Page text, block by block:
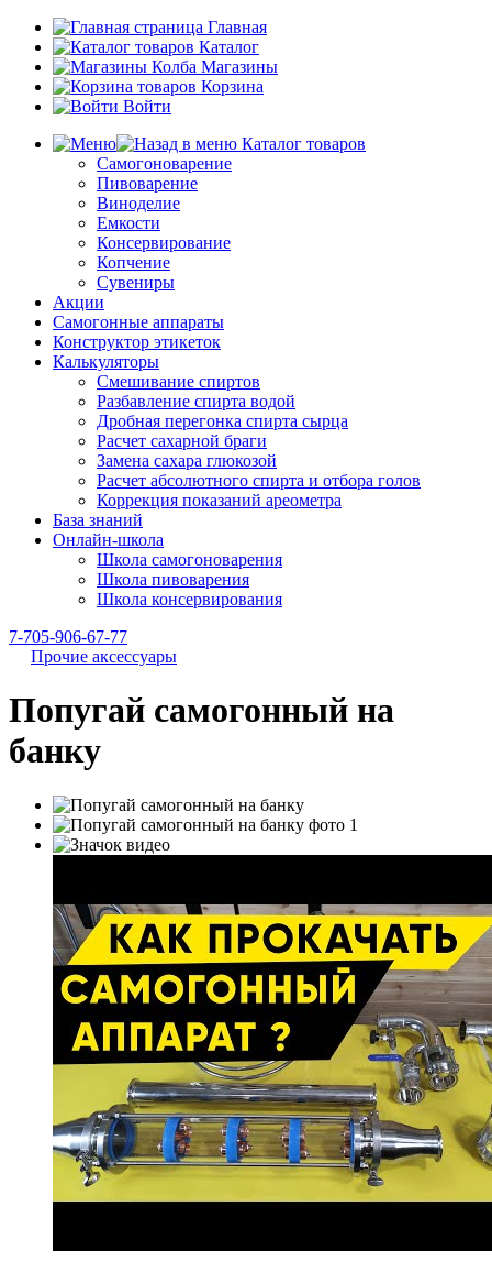
Главная
Каталог
Магазины
Корзина
Войти
Каталог товаров
Самогоноварение
Пивоварение
Виноделие
Емкости
Консервирование
Копчение
Сувениры
Акции
Самогонные аппараты
Конструктор этикеток
Калькуляторы
Cмешивание спиртов
Разбавление спирта водой
Дробная перегонка спирта сырца
Расчет сахарной браги
Замена сахара глюкозой
Расчет абсолютного спирта и отбора голов
Коррекция показаний ареометра
База знаний
Онлайн-школа
Школа самогоноварения
Школа пивоварения
Школа консервирования
7-705-906-67-77
Прочие аксессуары
Попугай самогонный на
банку